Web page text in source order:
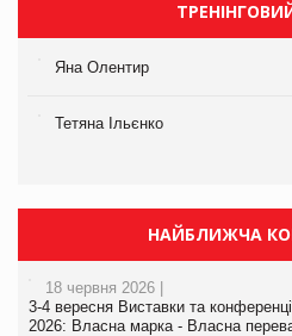
Яна Олентир
Тетяна Ільєнко
НАЙБЛИЖЧА
18 червня 2026 |
3-4 вересня Виставки та
2026: Власна марка - Власна